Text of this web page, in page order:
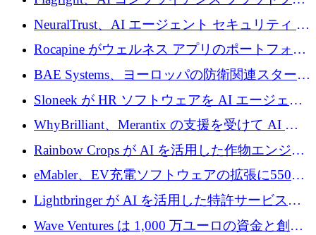
を調達
ームを拡張するためにシリーズ A で 1,250 万
ドルを確保
NeuralTrust、AI エージェント セキュリティ プ
ラットフォームの拡張に 2,000 万ドルを調達
Rocapine がウェルネス アプリのポートフォリ
オを拡大するためにシリーズ A で 1,300 万ド
ルを調達
BAE Systems、ヨーロッパの防衛関連スタート
アップの規模拡大を支援するために 5,000 万
ユーロの支援を開始
Sloneek が HR ソフトウェアを AI エージェン
トに変えるために 600 万ドルを調達
WhyBrilliant、Merantix の支援を受けて AI 求
人マッチングを拡大するために 100 万ユーロ
Rainbow Crops が AI を活用した作物エンジニ
アリングを拡張するために 970 万ユーロを調
eMabler、EV充電ソフトウェアの拡張に550万
ユーロを確保
Lightbringer が AI を活用した特許サービスを
拡大するために 1,000 万ドルを調達
Wave Ventures は 1,000 万ユーロの資金と創設